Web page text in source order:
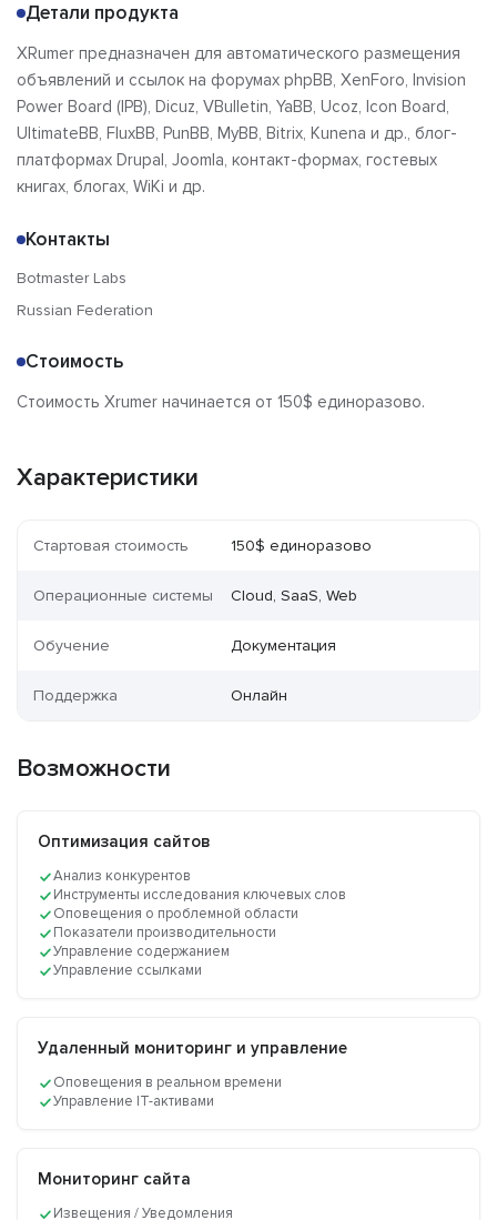
Детали продукта
XRumer предназначен для автоматического размещения
объявлений и ссылок на форумах phpBB, XenForo, Invision
Power Board (IPB), Dicuz, VBulletin, YaBB, Ucoz, Icon Board,
UltimateBB, FluxBB, PunBB, MyBB, Bitrix, Kunena и др., блог-
платформах Drupal, Joomla, контакт-формах, гостевых
книгах, блогах, WiKi и др.
Контакты
Botmaster Labs
Russian Federation
Стоимость
Стоимость Xrumer начинается от 150$ единоразово.
Характеристики
Стартовая стоимость 150$ единоразово
Операционные системы Cloud, SaaS, Web
Обучение Документация
Поддержка Онлайн
Возможности
Оптимизация сайтов
Анализ конкурентов
Инструменты исследования ключевых слов
Оповещения о проблемной области
Показатели производительности
Управление содержанием
Управление ссылками
Удаленный мониторинг и управление
Оповещения в реальном времени
Управление IT-активами
Мониторинг сайта
Извещения / Уведомления